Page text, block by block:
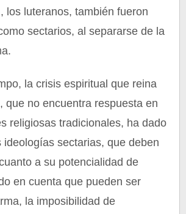
los luteranos, también fueron
sectarios, al separarse de la
la crisis espiritual que reina
que no encuentra respuesta en
religiosas tradicionales, ha dado
ideologías sectarias, que deben
a su potencialidad de
en cuenta que pueden ser
la imposibilidad de